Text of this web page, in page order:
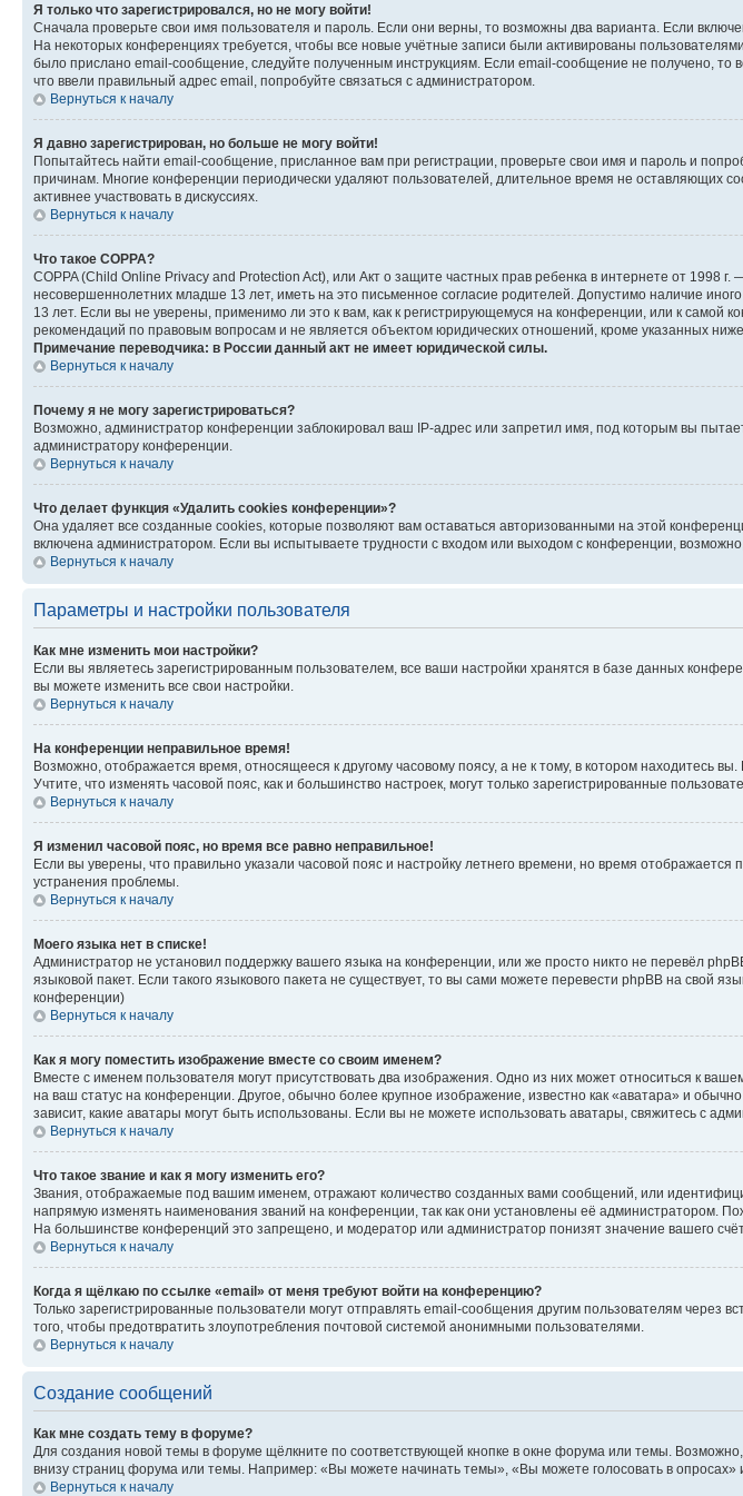
Я только что зарегистрировался, но не могу войти!
Сначала проверьте свои имя пользователя и пароль. Если они верны, то возможны два варианта. Если
На некоторых конференциях требуется, чтобы все новые учётные записи были активированы
было прислано email-сообщение, следуйте полученным инструкциям. Если email-сообщение не получено,
что ввели правильный адрес email, попробуйте связаться с администратором.
Вернуться к началу
Я давно зарегистрирован, но больше не могу войти!
Попытайтесь найти email-сообщение, присланное вам при регистрации, проверьте свои имя и пароль и
причинам. Многие конференции периодически удаляют пользователей, длительное время не оставляющих
активнее участвовать в дискуссиях.
Вернуться к началу
Что такое COPPA?
COPPA (Child Online Privacy and Protection Act), или Акт о защите частных прав ребенка в интернете от
несовершеннолетних младше 13 лет, иметь на это письменное согласие родителей. Допустимо наличие
13 лет. Если вы не уверены, применимо ли это к вам, как к регистрирующемуся на конференции, или к
рекомендаций по правовым вопросам и не является объектом юридических отношений, кроме указанных ниже.
Примечание переводчика: в России данный акт не имеет юридической силы.
Вернуться к началу
Почему я не могу зарегистрироваться?
Возможно, администратор конференции заблокировал ваш IP-адрес или запретил имя, под которым вы
администратору конференции.
Вернуться к началу
Что делает функция «Удалить cookies конференции»?
Она удаляет все созданные cookies, которые позволяют вам оставаться авторизованными на этой
включена администратором. Если вы испытываете трудности с входом или выходом с конференции,
Вернуться к началу
Параметры и настройки пользователя
Как мне изменить мои настройки?
Если вы являетесь зарегистрированным пользователем, все ваши настройки хранятся в базе данных
вы можете изменить все свои настройки.
Вернуться к началу
На конференции неправильное время!
Возможно, отображается время, относящееся к другому часовому поясу, а не к тому, в котором находитесь
Учтите, что изменять часовой пояс, как и большинство настроек, могут только зарегистрированные
Вернуться к началу
Я изменил часовой пояс, но время все равно неправильное!
Если вы уверены, что правильно указали часовой пояс и настройку летнего времени, но время
устранения проблемы.
Вернуться к началу
Моего языка нет в списке!
Администратор не установил поддержку вашего языка на конференции, или же просто никто не перевёл
языковой пакет. Если такого языкового пакета не существует, то вы сами можете перевести phpBB на
конференции)
Вернуться к началу
Как я могу поместить изображение вместе со своим именем?
Вместе с именем пользователя могут присутствовать два изображения. Одно из них может относиться к
на ваш статус на конференции. Другое, обычно более крупное изображение, известно как «аватара» и
зависит, какие аватары могут быть использованы. Если вы не можете использовать аватары, свяжитесь с
Вернуться к началу
Что такое звание и как я могу изменить его?
Звания, отображаемые под вашим именем, отражают количество созданных вами сообщений, или
напрямую изменять наименования званий на конференции, так как они установлены её администратором.
На большинстве конференций это запрещено, и модератор или администратор понизят значение вашего
Вернуться к началу
Когда я щёлкаю по ссылке «email» от меня требуют войти на конференцию?
Только зарегистрированные пользователи могут отправлять email-сообщения другим пользователям
того, чтобы предотвратить злоупотребления почтовой системой анонимными пользователями.
Вернуться к началу
Создание сообщений
Как мне создать тему в форуме?
Для создания новой темы в форуме щёлкните по соответствующей кнопке в окне форума или темы.
внизу страниц форума или темы. Например: «Вы можете начинать темы», «Вы можете голосовать в опросах» и
Вернуться к началу